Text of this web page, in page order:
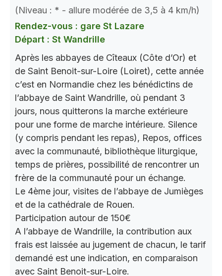
(Niveau : * - allure modérée de 3,5 à 4 km/h)
Rendez-vous : gare St Lazare
Départ : St Wandrille
Après les abbayes de Cîteaux (Côte d’Or) et
de Saint Benoit-sur-Loire (Loiret), cette année
c’est en Normandie chez les bénédictins de
l’abbaye de Saint Wandrille, où pendant 3
jours, nous quitterons la marche extérieure
pour une forme de marche intérieure. Silence
(y compris pendant les repas), Repos, offices
avec la communauté, bibliothèque liturgique,
temps de prières, possibilité de rencontrer un
frère de la communauté pour un échange.
Le 4ème jour, visites de l’abbaye de Jumièges
et de la cathédrale de Rouen.
Participation autour de 150€
A l’abbaye de Wandrille, la contribution aux
frais est laissée au jugement de chacun, le tarif
demandé est une indication, en comparaison
avec Saint Benoit-sur-Loire.